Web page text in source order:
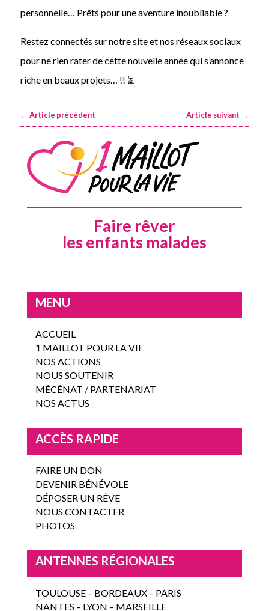
personnelle… Prêts pour une aventure inoubliable ?
Restez connectés sur notre site et nos réseaux sociaux
pour ne rien rater de cette nouvelle année qui s’annonce
riche en beaux projets… !! ⏳
← Article précédent Article suivant →
Faire rêver
les enfants malades
MENU
ACCUEIL
1 MAILLOT POUR LA VIE
NOS ACTIONS
NOUS SOUTENIR
MÉCÉNAT / PARTENARIAT
NOS ACTUS
ACCÈS RAPIDE
FAIRE UN DON
DEVENIR BÉNÉVOLE
DÉPOSER UN RÊVE
NOUS CONTACTER
PHOTOS
ANTENNES RÉGIONALES
TOULOUSE – BORDEAUX – PARIS
NANTES – LYON – MARSEILLE